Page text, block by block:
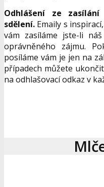
Odhlášení ze
sdělení. Emaily s
vám zasíláme jste-li
oprávněného zájmu.
posíláme vám je jen na
případech můžete
na odhlašovací odkaz v